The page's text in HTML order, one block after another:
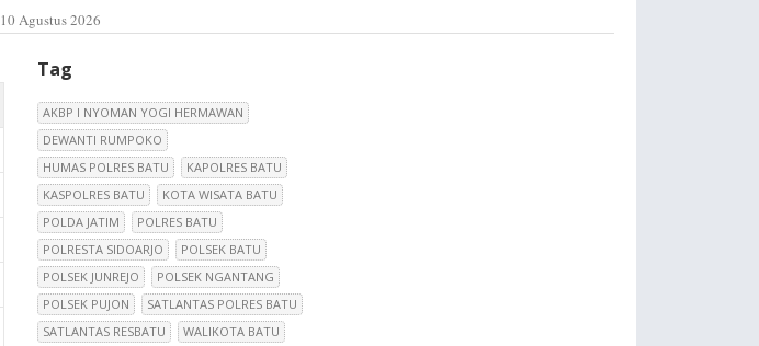
10 Agustus 2026
Tag
AKBP I NYOMAN YOGI HERMAWAN
DEWANTI RUMPOKO
HUMAS POLRES BATU
KAPOLRES BATU
KASPOLRES BATU
KOTA WISATA BATU
POLDA JATIM
POLRES BATU
POLRESTA SIDOARJO
POLSEK BATU
POLSEK JUNREJO
POLSEK NGANTANG
POLSEK PUJON
SATLANTAS POLRES BATU
SATLANTAS RESBATU
WALIKOTA BATU